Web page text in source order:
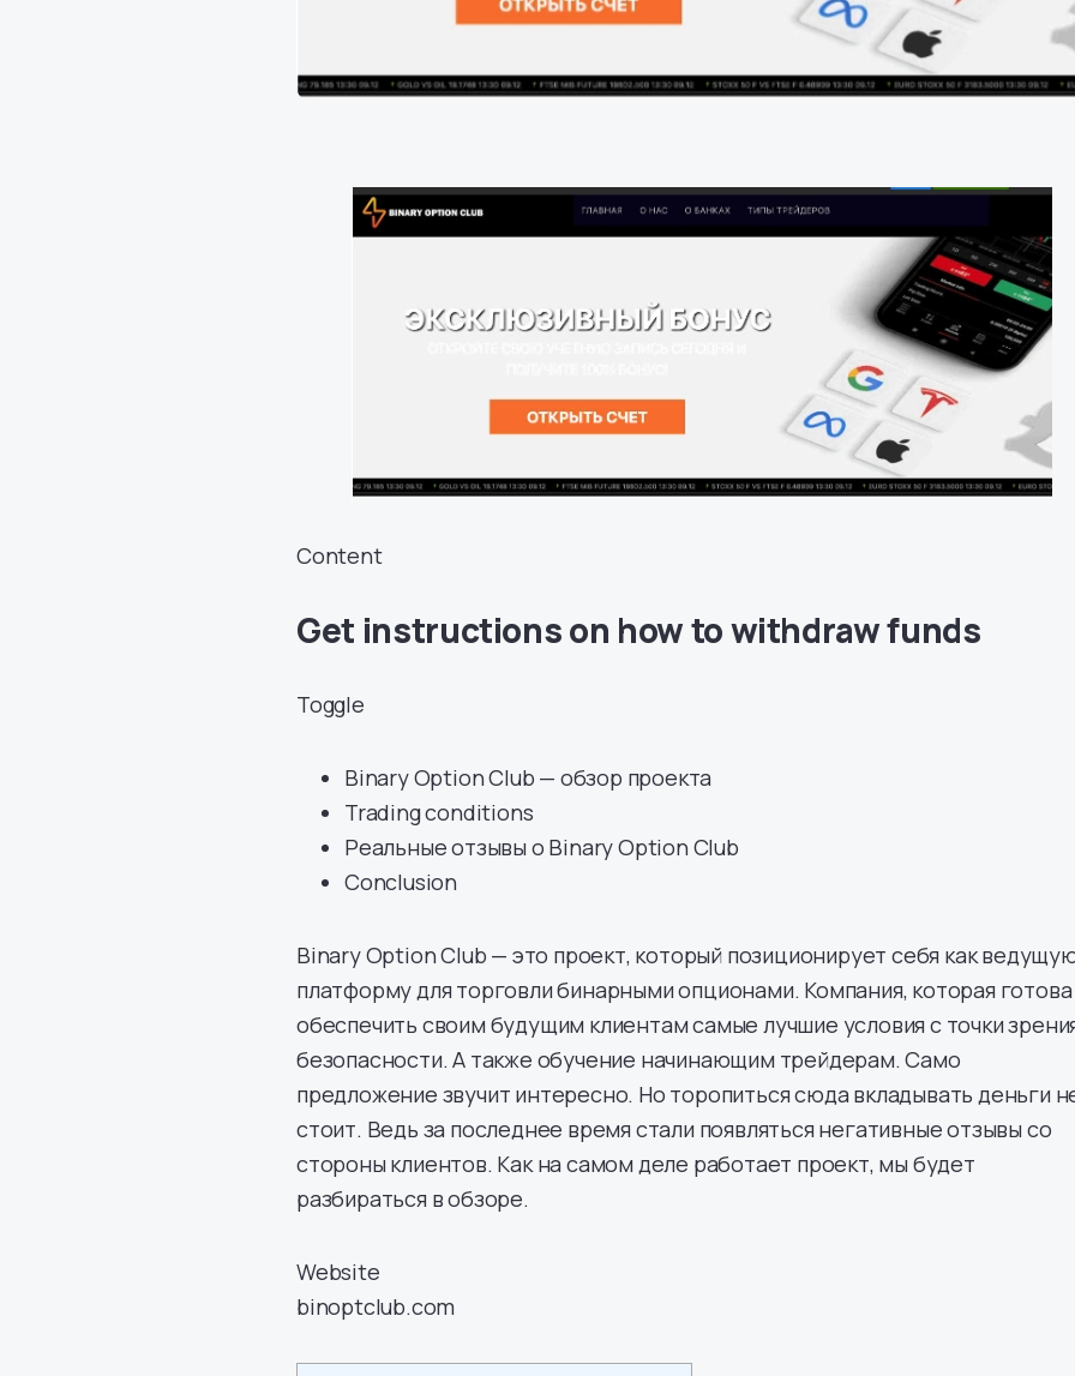
Content
Get instructions on how to withdraw funds
Toggle
Binary Option Club — обзор проекта
Trading conditions
Реальные отзывы о Binary Option Club
Conclusion
Binary Option Club — это проект, который позиционирует себя как
платформу для торговли бинарными опционами. Компания, которая готова
обеспечить своим будущим клиентам самые лучшие условия с точки
безопасности. А также обучение начинающим трейдерам. Само
предложение звучит интересно. Но торопиться сюда вкладывать деньги
стоит. Ведь за последнее время стали появляться негативные отзывы со
стороны клиентов. Как на самом деле работает проект, мы будет
разбираться в обзоре.
Website
binoptclub.com